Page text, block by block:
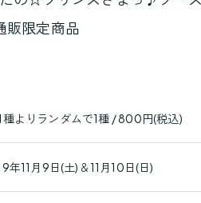
限定商品
種よりランダムで1種 / 800円(税込)
年11月9日(土)＆11月10日(日)